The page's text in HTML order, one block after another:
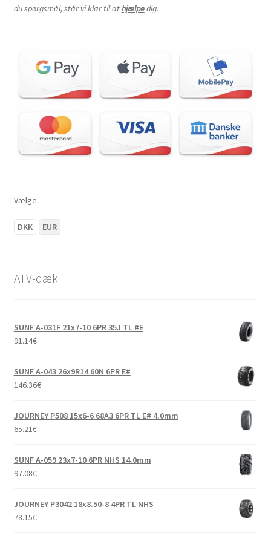
du spørgsmål, står vi klar til athjælpedig.
Vælge:
DKK EUR
ATV-dæk
SUNF A-031F 21x7-10 6PR 35J TL #E
91.14€
SUNF A-043 26x9R14 60N 6PR E#
146.36€
JOURNEY P508 15x6-6 68A3 6PR TL E# 4.0mm
65.21€
SUNF A-059 23x7-10 6PR NHS 14.0mm
97.08€
JOURNEY P3042 18x8.50-8 4PR TL NHS
78.15€